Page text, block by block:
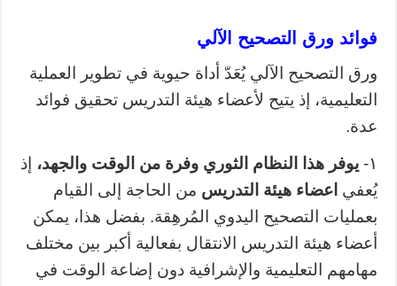
فوائد ورق التصحيح الآلي
ورق التصحيح الآلي يُعَدّ أداة حيوية في تطوير العملية
التعليمية، إذ يتيح لأعضاء هيئة التدريس تحقيق فوائد
عدة.
١- يوفر هذا النظام الثوري وفرة من الوقت والجهد، إذ
يُعفي اعضاء هيئة التدريس من الحاجة إلى القيام
بعمليات التصحيح اليدوي المُرهِقة. بفضل هذا، يمكن
أعضاء هيئة التدريس الانتقال بفعالية أكبر بين مختلف
مهامهم التعليمية والإشرافية دون إضاعة الوقت في